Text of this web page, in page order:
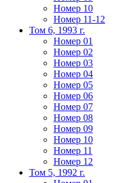
Номер 10
Номер 11-12
Том 6, 1993 г.
Номер 01
Номер 02
Номер 03
Номер 04
Номер 05
Номер 06
Номер 07
Номер 08
Номер 09
Номер 10
Номер 11
Номер 12
Том 5, 1992 г.